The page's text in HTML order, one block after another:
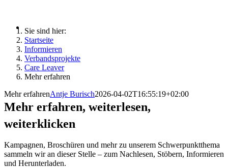
Sie sind hier:
Startseite
Informieren
Verbandsprojekte
Care Leaver
Mehr erfahren
Mehr erfahrenAntje Burisch2026-04-02T16:55:19+02:00
Mehr erfahren, weiterlesen,
weiterklicken
Kampagnen, Broschüren und mehr zu unserem Schwerpunktthema
sammeln wir an dieser Stelle – zum Nachlesen, Stöbern, Informieren
und Herunterladen.